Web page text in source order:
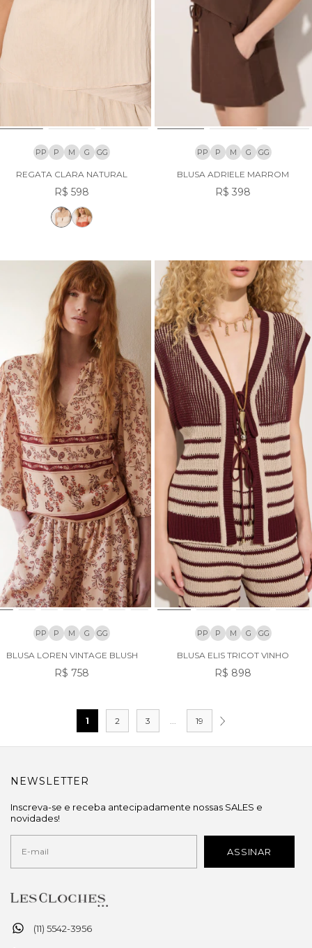
PP P M G GG
REGATA CLARA NATURAL
R$ 598
PP P M G GG
BLUSA ADRIELE MARROM
R$ 398
PP P M G GG
BLUSA LOREN VINTAGE BLUSH
R$ 758
PP P M G GG
BLUSA ELIS TRICOT VINHO
R$ 898
1 2 3 ... 19
(11) 5542-3956
NEWSLETTER
Inscreva-se e receba antecipadamente nossas SALES e
novidades!